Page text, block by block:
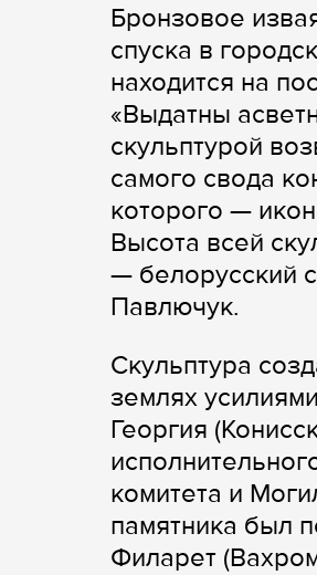
Бронзовое
спуска в
находится на
«Выдатны
скульптурой
самого свода
которого —
Высота всей
— белорусский
Павлючук.
Скульптура
землях
Георгия
комитета и
памятника был
Филарет